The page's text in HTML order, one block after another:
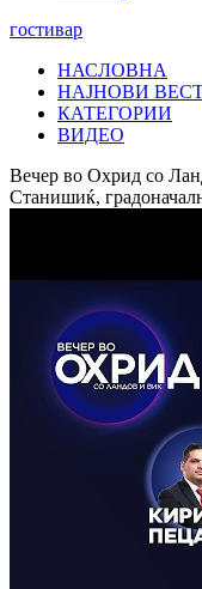
гостивар
НАСЛОВНА
НАЈНОВИ
КАТЕГОРИИ
ВИДЕО
Вечер во Охрид со
Станишиќ,